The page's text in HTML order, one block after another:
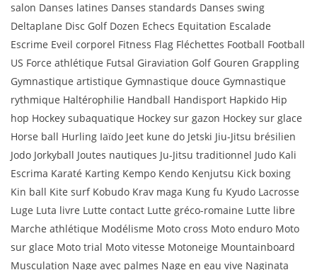
salon Danses latines Danses standards Danses swing
Deltaplane Disc Golf Dozen Echecs Equitation Escalade
Escrime Eveil corporel Fitness Flag Fléchettes Football Football
US Force athlétique Futsal Giraviation Golf Gouren Grappling
Gymnastique artistique Gymnastique douce Gymnastique
rythmique Haltérophilie Handball Handisport Hapkido Hip
hop Hockey subaquatique Hockey sur gazon Hockey sur glace
Horse ball Hurling Iaïdo Jeet kune do Jetski Jiu-Jitsu brésilien
Jodo Jorkyball Joutes nautiques Ju-Jitsu traditionnel Judo Kali
Escrima Karaté Karting Kempo Kendo Kenjutsu Kick boxing
Kin ball Kite surf Kobudo Krav maga Kung fu Kyudo Lacrosse
Luge Luta livre Lutte contact Lutte gréco-romaine Lutte libre
Marche athlétique Modélisme Moto cross Moto enduro Moto
sur glace Moto trial Moto vitesse Motoneige Mountainboard
Musculation Nage avec palmes Nage en eau vive Naginata